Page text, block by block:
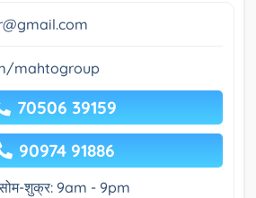
mahtogroup
70506 39159
90974 91886
शुक्र: 9am - 9pm